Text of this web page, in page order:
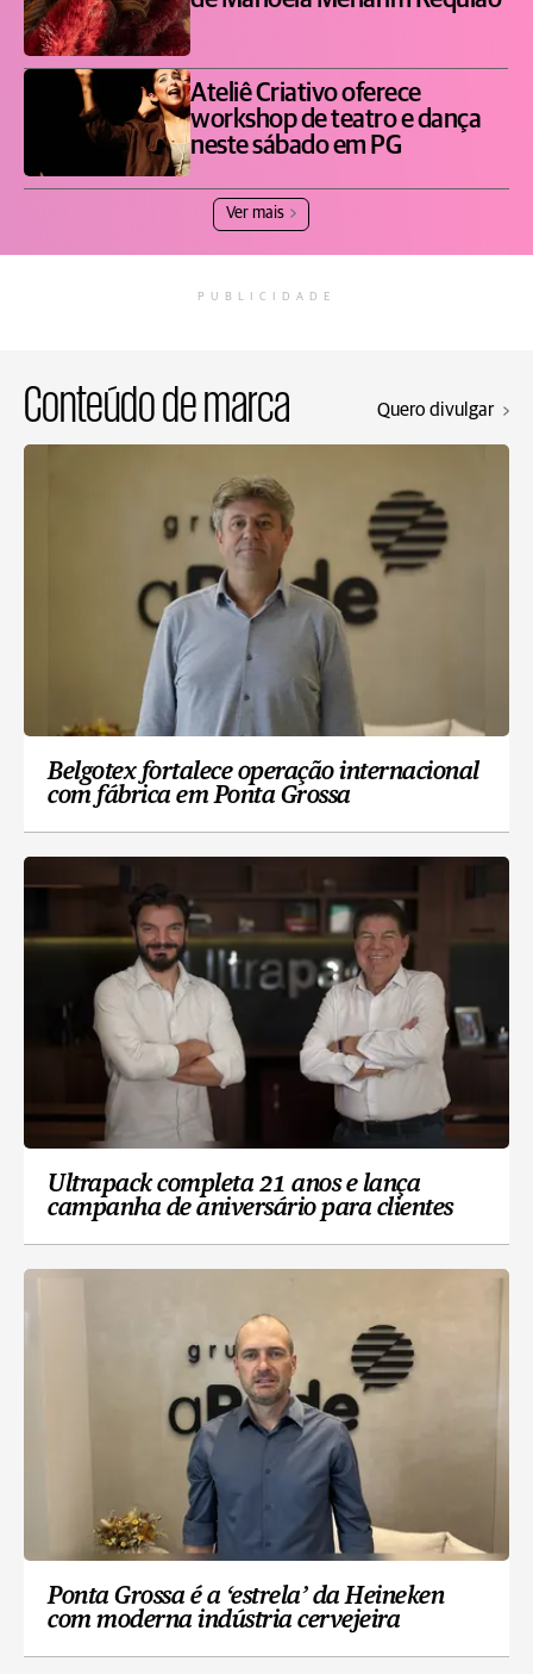
Ateliê Criativo oferece
workshop de teatro e dança
neste sábado em PG
Ver mais
PUBLICIDADE
Conteúdo de marca Quero divulgar
Belgotex fortalece operação internacional
com fábrica em Ponta Grossa
Ultrapack completa 21 anos e lança
campanha de aniversário para clientes
Ponta Grossa é a ‘estrela’ da Heineken
com moderna indústria cervejeira